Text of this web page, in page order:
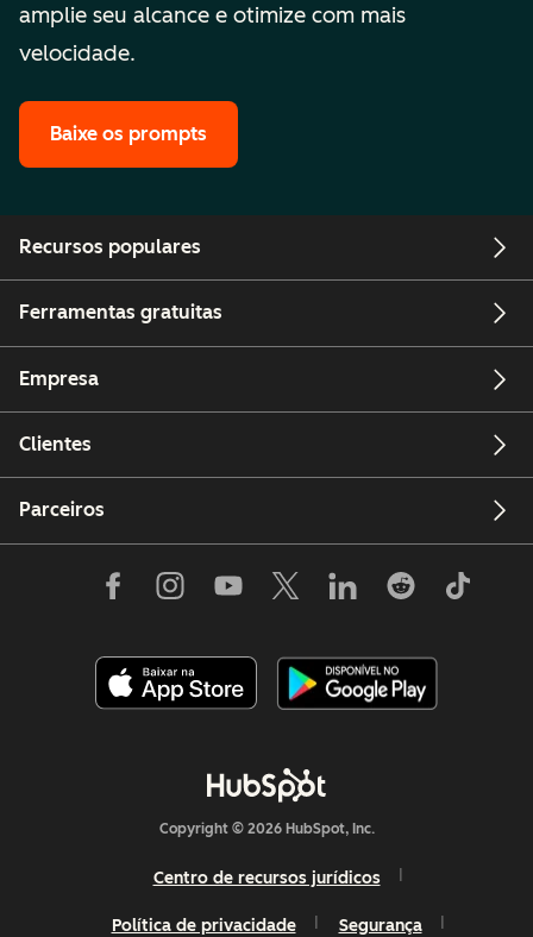
amplie seu alcance e otimize com mais
velocidade.
Baixe os prompts
Recursos populares
Ferramentas gratuitas
Empresa
Clientes
Parceiros
Copyright © 2026 HubSpot, Inc.
Centro de recursos jurídicos
Política de privacidade Segurança